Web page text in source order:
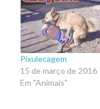
Pixulecagem
15 de março de 2016
Em "Animais"